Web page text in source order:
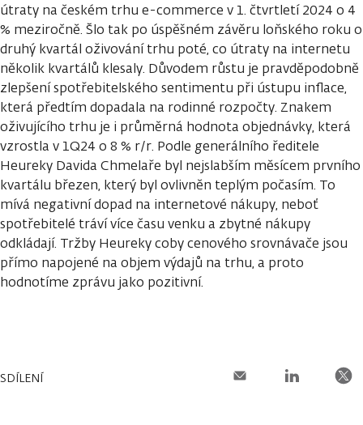
útraty na českém trhu e-commerce v 1. čtvrtletí 2024 o 4
% meziročně. Šlo tak po úspěšném závěru loňského roku o
druhý kvartál oživování trhu poté, co útraty na internetu
několik kvartálů klesaly. Důvodem růstu je pravděpodobně
zlepšení spotřebitelského sentimentu při ústupu inflace,
která předtím dopadala na rodinné rozpočty. Znakem
oživujícího trhu je i průměrná hodnota objednávky, která
vzrostla v 1Q24 o 8 % r/r. Podle generálního ředitele
Heureky Davida Chmelaře byl nejslabším měsícem prvního
kvartálu březen, který byl ovlivněn teplým počasím. To
mívá negativní dopad na internetové nákupy, neboť
spotřebitelé tráví více času venku a zbytné nákupy
odkládají. Tržby Heureky coby cenového srovnávače jsou
přímo napojené na objem výdajů na trhu, a proto
hodnotíme zprávu jako pozitivní.
SDÍLENÍ